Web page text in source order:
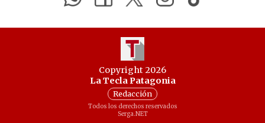
Copyright 2026
La Tecla Patagonia
Redacción
Todos los derechos reservados
Serga.NET